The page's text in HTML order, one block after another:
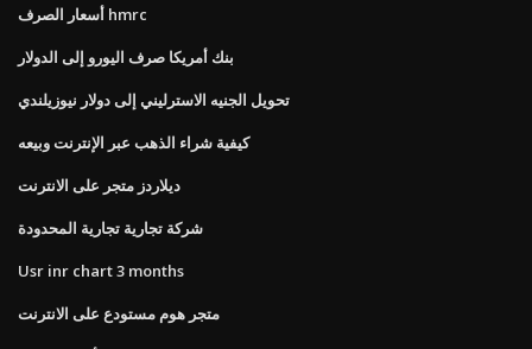
أسعار الصرف hmrc
بنك أمريكا صرف اليورو إلى الدولار
تحويل الجنيه الاسترليني إلى دولار نيوزيلندي
كيفية شراء الذهب عبر الإنترنت وبيعه
ديلاردز متجر على الانترنت
شركة تجارية تجارية المحدودة
Usr inr chart 3 months
متجر هوم مستودع على الانترنت